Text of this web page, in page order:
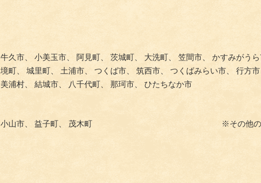
牛久市、 小美玉市、 阿見町、 茨城町、 大洗町、 笠間市、 かすみがうら
境町、 城里町、 土浦市、 つくば市、 筑西市、 つくばみらい市、 行方市
美浦村、 結城市、 八千代町、 那珂市、 ひたちなか市
小山市、 益子町、 茂木町 ※その他